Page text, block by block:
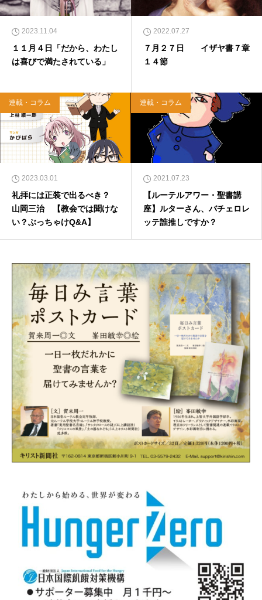
2023.11.04
１１月４日「だから、わたし
は喜びで満たされている」
2022.07.27
７月２７日 イザヤ書７章
１４節
連載・コラム
2023.03.01
礼拝には正装で出るべき？
山岡三治 【教会では聞けな
い？ぶっちゃけQ&A】
連載・コラム
2021.07.23
【ルーテルアワー・聖書講
座】ルターさん、バチェロレ
ッテ誰推しですか？